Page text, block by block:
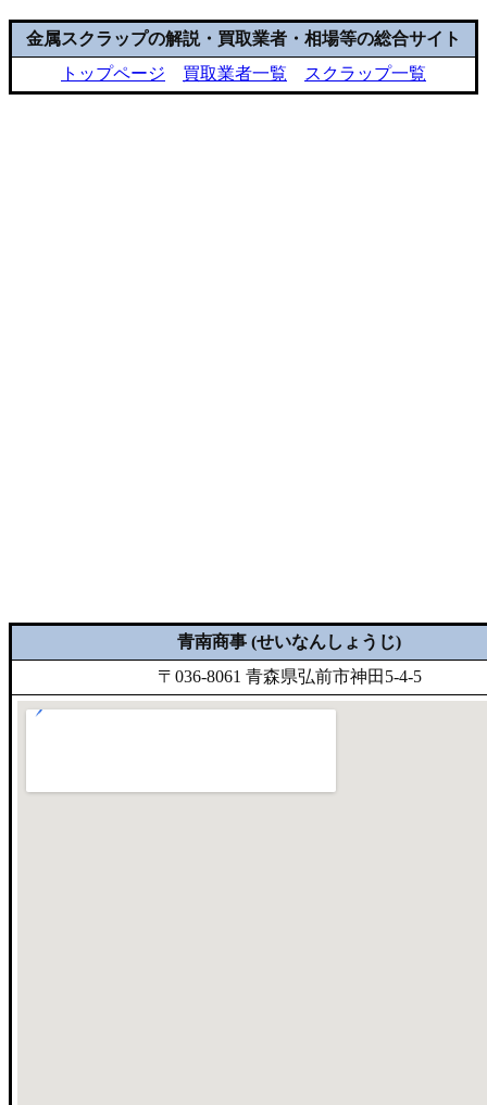
金属スクラップの解説・買取業者・相場等の総合サイト
トップページ
買取業者一覧 スクラップ一覧
青南商事 (せいなんしょうじ)
〒036-8061 青森県弘前市神田5-4-5